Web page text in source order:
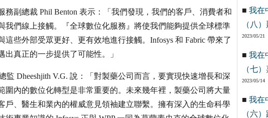
副總裁 Phil Benton 表示：「我們發現，我們的客戶、消費者和
我們線上接觸。『全球數位化服務』將使我們能夠提供全球標準
些外部受眾更好、更有效地進行接觸。Infosys 和 Fabric 帶來了
真正的一步提供了可能性。」
監 Dheeshjith V.G. 說：「對製藥公司而言，要實現快速增長和深
圍內的數位化轉型是非常重要的。未來幾年裡，製藥公司將大量
戶、醫生和業內的權威意見領袖建立聯繫。擁有深入的生命科學
■ 我在
（八
2023/05/21
■ 我在
（七
2023/05/14
■ 我在
（六